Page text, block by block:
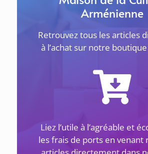
ACTUALITÉS
Arménienne
Retrouvez tous les articles
à l’achat sur notre
Liez l’utile à l’agréable et
les frais de ports en venant